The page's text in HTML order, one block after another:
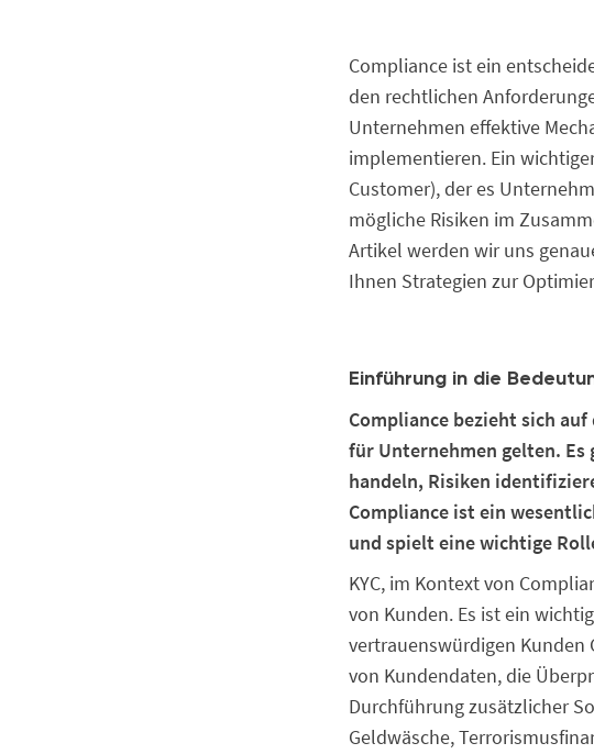
Compliance ist ein
den rechtlichen
Unternehmen effektive
implementieren. Ein
Customer), der es
mögliche Risiken im
Artikel werden wir uns
Ihnen Strategien zur
Einführung in die
Compliance bezieht sich
für Unternehmen gelten.
handeln, Risiken
Compliance ist ein
und spielt eine wichtige
KYC, im Kontext von
von Kunden. Es ist ein
vertrauenswürdigen Kunden
von Kundendaten, die
Durchführung zusätzlicher
Geldwäsche,